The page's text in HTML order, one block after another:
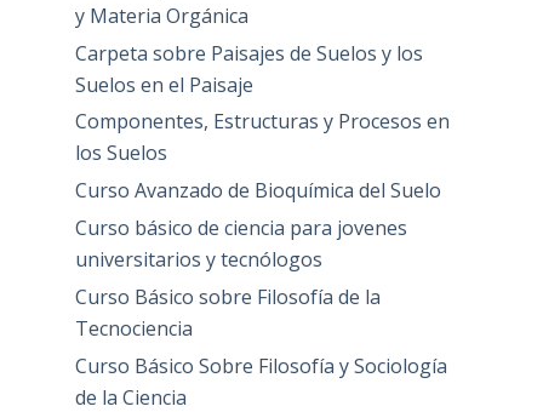
y Materia Orgánica
Carpeta sobre Paisajes de Suelos y los
Suelos en el Paisaje
Componentes, Estructuras y Procesos en
los Suelos
Curso Avanzado de Bioquímica del Suelo
Curso básico de ciencia para jovenes
universitarios y tecnólogos
Curso Básico sobre Filosofía de la
Tecnociencia
Curso Básico Sobre Filosofía y Sociología
de la Ciencia